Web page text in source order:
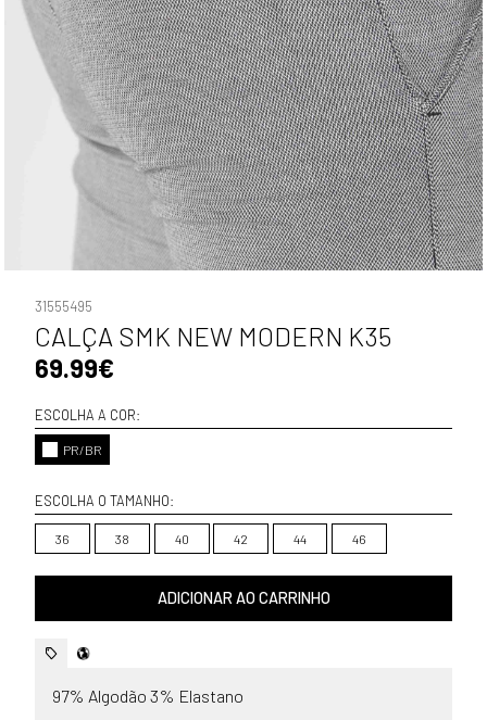
31555495
CALÇA SMK NEW MODERN K35
69.99€
ESCOLHA A COR:
PR/BR
ESCOLHA O TAMANHO:
36 38 40 42 44 46
ADICIONAR AO CARRINHO
97% Algodão 3% Elastano